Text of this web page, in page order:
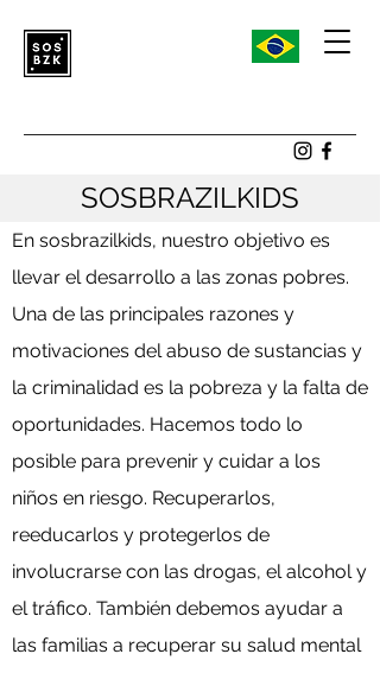
SOSBRAZILKIDS
En sosbrazilkids, nuestro objetivo es
llevar el desarrollo a las zonas pobres.
Una de las principales razones y
motivaciones del abuso de sustancias y
la criminalidad es la pobreza y la falta de
oportunidades. Hacemos todo lo
posible para prevenir y cuidar a los
niños en riesgo. Recuperarlos,
reeducarlos y protegerlos de
involucrarse con las drogas, el alcohol y
el tráfico. También debemos ayudar a
las familias a recuperar su salud mental